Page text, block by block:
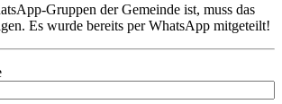
Gruppen der Gemeinde ist, muss das
Es wurde bereits per WhatsApp mitgeteilt!